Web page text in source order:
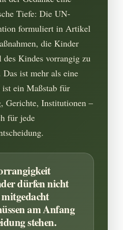
Tiefe: Die UN-
formuliert in Artikel
die Kinder
des Kindes vorrangig zu
ist mehr als eine
ein Maßstab für
Gerichte, Institutionen –
für jede
dürfen nicht
am Anfang
stehen.